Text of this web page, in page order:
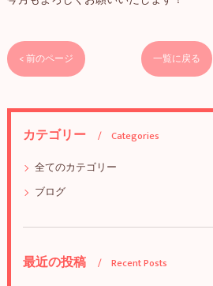
< 前のページ 一覧に戻る
カテゴリー
Categories
全てのカテゴリー
ブログ
最近の投稿 Recent Posts